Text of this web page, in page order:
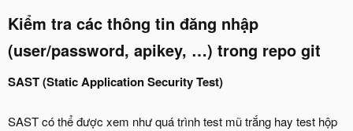
Kiểm tra các thông tin đăng nhập
(user/password, apikey, …) trong repo git
SAST (Static Application Security Test)
SAST có thể được xem như quá trình test mũ trắng hay test hộp